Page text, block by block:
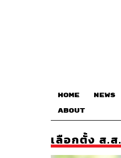
HOME NEWS
ABOUT
เลือกตั้ง ส.ส.